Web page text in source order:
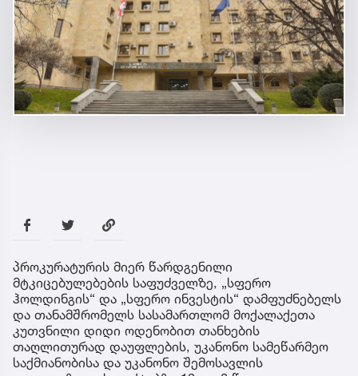
პროკურატურის მიერ წარდგენილი
მტკიცებულებების საფუძველზე, „სფერო
ჰოლდინგის“ და „სფერო ინვესტის“ დამფუძნებელს
და თანამშრომელს სასამართლომ მოქალაქეთა
კუთვნილი დიდი ოდენობით თანხების
თაღლითურად დაუფლების, უკანონო სამეწარმეო
საქმიანობისა და უკანონო შემოსავლის